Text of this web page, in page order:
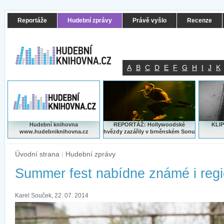
Reportáže Hudební zprávy Právě vyšlo Recenze
A B C D E F G H I J K
Hudební knihovna
www.hudebniknihovna.cz
REPORTÁŽ: Hollywoodské
hvězdy zazářily v brněnském Sonu
Úvodní strana | Hudební zprávy
Summer fest nabídne známé i
Karel Souček, 22. 07. 2014